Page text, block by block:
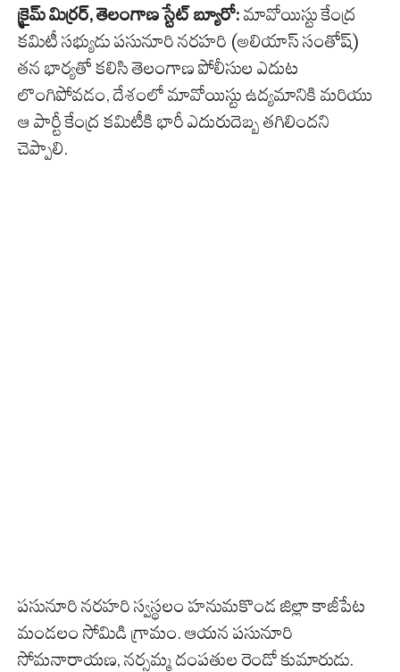
క్రైమ్ మిర్రర్, తెలంగాణ స్టేట్ బ్యూరో: మావోయిస్టు కేంద్ర
కమిటీ సభ్యుడు పసునూరి నరహరి (అలియాస్ సంతోష్)
తన భార్యతో కలిసి తెలంగాణ పోలీసుల ఎదుట
లొంగిపోవడం, దేశంలో మావోయిస్టు ఉద్యమానికి మరియు
ఆ పార్టీ కేంద్ర కమిటీకి భారీ ఎదురుదెబ్బ తగిలిందని
చెప్పాలి.
పసునూరి నరహరి స్వస్థలం హనుమకొండ జిల్లా కాజీపేట
మండలం సోమిడి గ్రామం. ఆయన పసునూరి
సోమనారాయణ, నర్సమ్మ దంపతుల రెండో కుమారుడు.